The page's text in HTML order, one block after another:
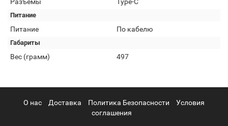
Питание
Питание По кабелю
Габариты
Вес (грамм) 497
О нас Доставка Политика Безопасности
Условия
соглашения